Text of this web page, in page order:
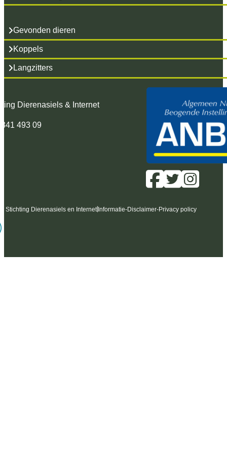
Gevonden dieren
Koppels
Langzitters
Dierenasiels & Internet
493 09
Stichting Dierenasiels en Internet Informatie-Disclaimer-Privacy policy